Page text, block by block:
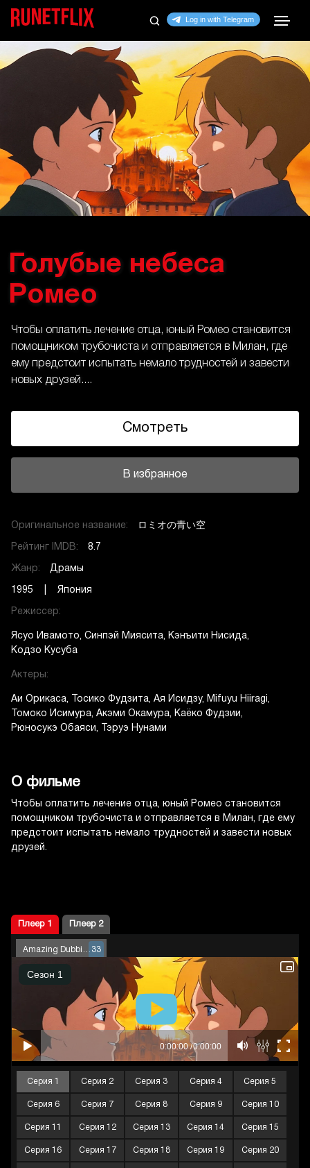
Голубые небеса
Ромео
Чтобы оплатить лечение отца, юный Ромео становится
помощником трубочиста и отправляется в Милан, где
ему предстоит испытать немало трудностей и завести
новых друзей....
Смотреть
В избранное
Оригинальное название: ロミオの青い空
Рейтинг IMDB: 8.7
Жанр: Драмы
1995 | Япония
Режиссер:
Ясуо Ивамото Синпэй Миясита
Кэнъити Нисида
Кодзо Кусуба
Актеры:
Аи Орикаса Тосико Фудзита Ая Исидзу
Mifuyu Hiiragi
Томоко Исимура Акэми Окамура
Каёко Фудзии
Рюносукэ Обаяси
Тэруэ Нунами
О фильме
Чтобы оплатить лечение отца, юный Ромео становится
помощником трубочиста и отправляется в Милан, где ему
предстоит испытать немало трудностей и завести новых
друзей.
Плеер 1 Плеер 2
33
Серия 1 Серия 2 Серия 3 Серия 4 Серия 5
Серия 6 Серия 7 Серия 8 Серия 9 Серия 10
Серия 11 Серия 12 Серия 13 Серия 14 Серия 15
Серия 16 Серия 17 Серия 18 Серия 19 Серия 20